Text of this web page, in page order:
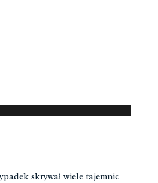
skrywał wiele tajemnic